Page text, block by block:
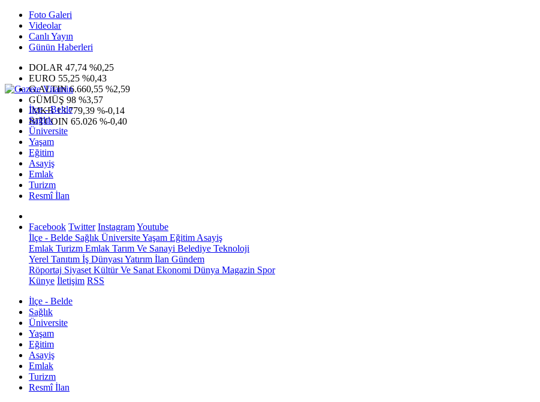
Foto Galeri
Videolar
Canlı Yayın
Günün Haberleri
DOLAR 47,74 %0,25
EURO 55,25 %0,43
G.ALTIN6.660,55 %2,59
GÜMÜŞ 98 %3,57
IMKB13.779,39 %-0,14
BITCOIN 65.026 %-0,40
İlçe - Belde
Sağlık
Üniversite
Yaşam
Eğitim
Asayiş
Emlak
Turizm
Resmî İlan
Facebook Twitter InstagramYoutube
İlçe - Belde Sağlık ÜniversiteYaşam Eğitim Asayiş
Emlak Turizm Emlak Tarım Ve Sanayi Belediye Teknoloji
Yerel Tanıtım İş Dünyası Yatırım İlan Gündem
Röportaj Siyaset Kültür Ve Sanat Ekonomi Dünya Magazin Spor
Künye İletişim RSS
İlçe - Belde
Sağlık
Üniversite
Yaşam
Eğitim
Asayiş
Emlak
Turizm
Resmî İlan